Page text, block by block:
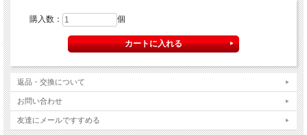
購入数： 個
返品・交換について
お問い合わせ
友達にメールですすめる